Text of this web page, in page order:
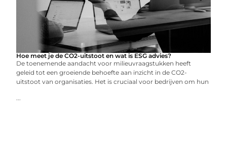
Hoe meet je de CO2-uitstoot en wat is ESG advies?
De toenemende aandacht voor milieuvraagstukken heeft
geleid tot een groeiende behoefte aan inzicht in de CO2-
uitstoot van organisaties. Het is cruciaal voor bedrijven om hun
...